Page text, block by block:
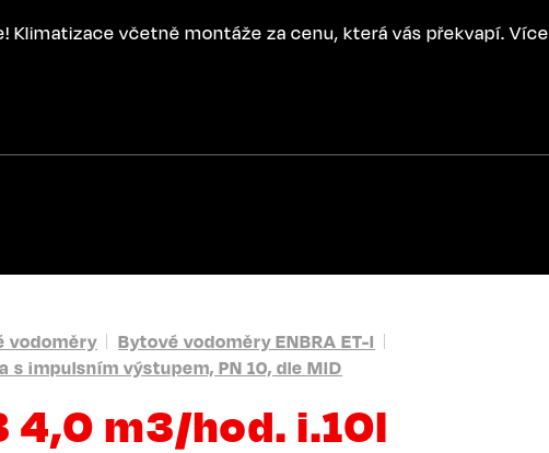
Klimatizace včetně montáže za cenu, která vás překvapí. Více
vodoměry
Bytové vodoměry ENBRA ET-I
s impulsním výstupem, PN 10, dle MID
4,0 m3/hod. i.10l